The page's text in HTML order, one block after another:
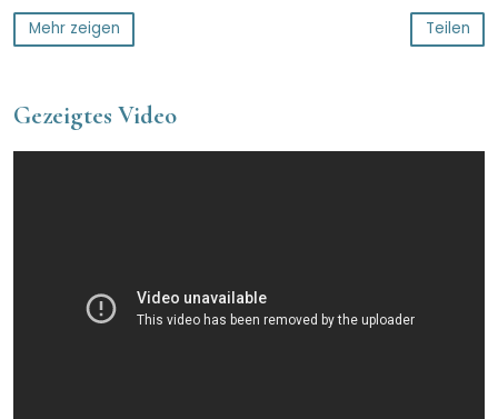
Mehr zeigen Teilen
Gezeigtes Video